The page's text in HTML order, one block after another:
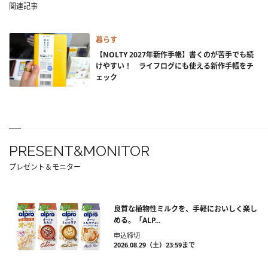
関連記事
暮らす
【NOLTY 2027年新作手帳】書くのが苦手でも続
けやすい！ ライフログにも使える新作手帳をチ
ェック
PRESENT&MONITOR
プレゼント＆モニター
良質な植物性ミルクを、手軽においしく楽し
める。「ALP...
申込締切
2026.08.29（土）23:59まで